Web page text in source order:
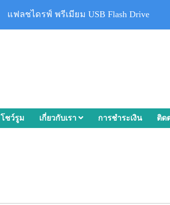
โชว์รูม เกี่ยวกับเรา การชำระเงิน ติด
แฟลชไดรฟ์ พรีเมียม USB Flash Drive